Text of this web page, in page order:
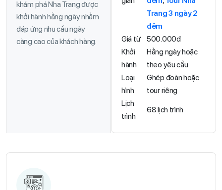
khám phá Nha Trang được
khởi hành hằng ngày nhằm
đáp ứng nhu cầu ngày
càng cao của khách hàng.
Trang 3 ngày 2
đêm
Giá từ
500.000đ
Khởi
hành
Hằng ngày hoặc
theo yêu cầu
Loại
hình
Ghép đoàn hoặc
tour riêng
Lịch
trình
68 lịch trình